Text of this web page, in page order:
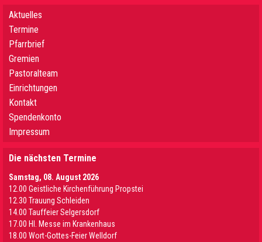
Aktuelles
Termine
Pfarrbrief
Gremien
Pastoralteam
Einrichtungen
Kontakt
Spendenkonto
Impressum
Die nächsten Termine
Samstag, 08. August 2026
12.00 Geistliche Kirchenführung Propstei
12.30 Trauung Schleiden
14.00 Tauffeier Selgersdorf
17.00 Hl. Messe im Krankenhaus
18.00 Wort-Gottes-Feier Welldorf